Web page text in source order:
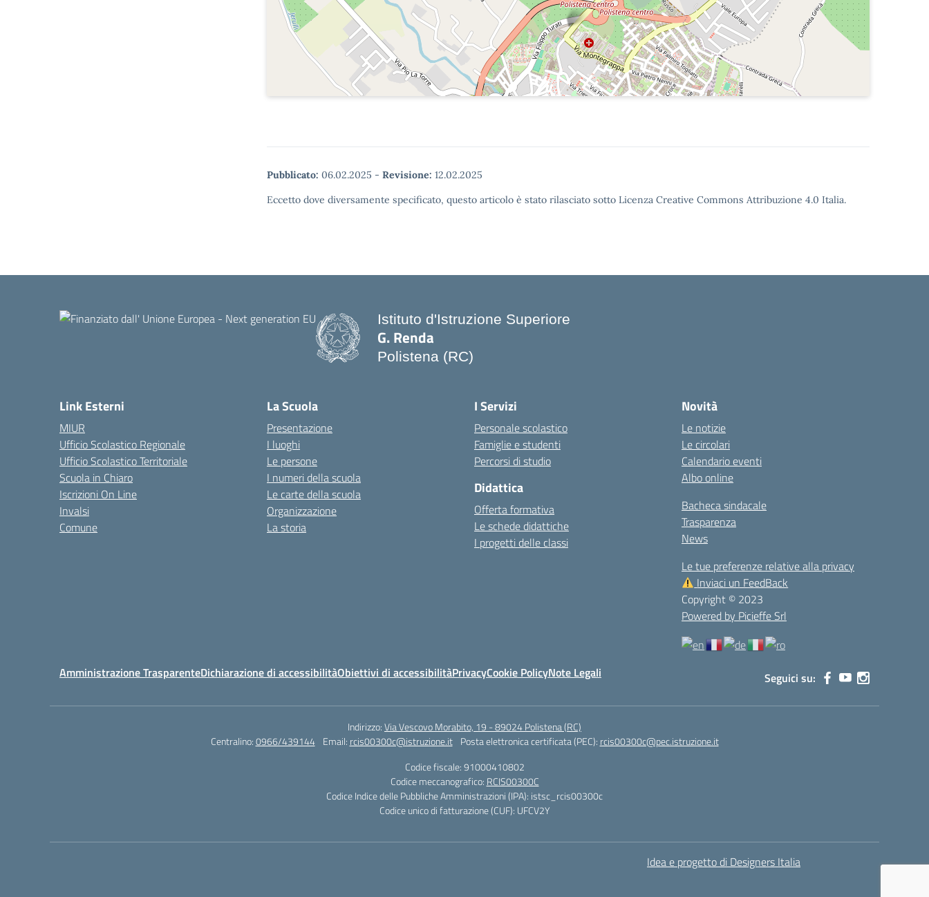
Pubblicato: 06.02.2025 - Revisione: 12.02.2025
Eccetto dove diversamente specificato, questo articolo è stato rilasciato sotto Licenza Creative Commons Attribuzione 4.0 Italia.
Istituto d'Istruzione Superiore
G. Renda
Polistena (RC)
Link Esterni
MIUR
Ufficio Scolastico Regionale
Ufficio Scolastico Territoriale
Scuola in Chiaro
Iscrizioni On Line
Invalsi
Comune
La Scuola
Presentazione
I luoghi
Le persone
I numeri della scuola
Le carte della scuola
Organizzazione
La storia
I Servizi
Personale scolastico
Famiglie e studenti
Percorsi di studio
Didattica
Offerta formativa
Le schede didattiche
I progetti delle classi
Novità
Le notizie
Le circolari
Calendario eventi
Albo online
Bacheca sindacale
Trasparenza
News
Le tue preferenze relative alla privacy
Inviaci un FeedBack
Copyright © 2023
Powered by Picieffe Srl
Amministrazione TrasparenteDichiarazione di accessibilitàObiettivi di accessibilitàPrivacyCookie PolicyNote Legali Seguici su:
Indirizzo:Via Vescovo Morabito, 19 - 89024 Polistena (RC)
Centralino:0966/439144 Email: rcis00300c@istruzione.it Posta elettronica certificata (PEC): rcis00300c@pec.istruzione.it
Codice fiscale: 91000410802
Codice meccanografico: RCIS00300C
Codice Indice delle Pubbliche Amministrazioni (IPA): istsc_rcis00300c
Codice unico di fatturazione (CUF): UFCV2Y
Idea e progetto di Designers Italia